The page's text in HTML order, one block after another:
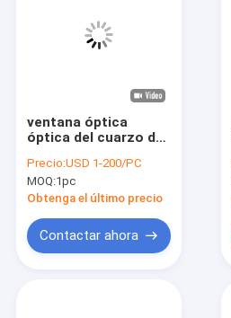
ventana óptica
óptica del cuarzo del
pureza elevada de la
placa de cristal
2.2g/Cm3
Precio:USD 1-200/PC
MOQ:1pc
Obtenga el último precio
Contactar ahora